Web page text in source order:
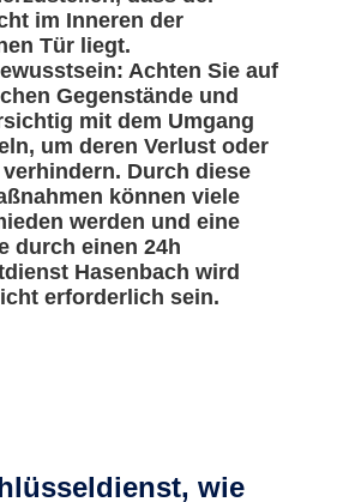
im Inneren der
Tür liegt.
Achten Sie auf
Gegenstände und
mit dem Umgang
um deren Verlust oder
Durch diese
können viele
werden und eine
durch einen 24h
Hasenbach wird
erforderlich sein.
wie